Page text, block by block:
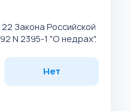
Закона Российской
N 2395-1 "О недрах".
Нет